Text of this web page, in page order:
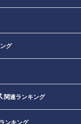
グ
関連ランキング